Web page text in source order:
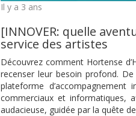
Il y a 3 ans
[INNOVER: quelle
service des artistes
Découvrez comment Hortense
recenser leur besoin profond.
plateforme
commerciaux et informatiques,
audacieuse, guidée par la quête